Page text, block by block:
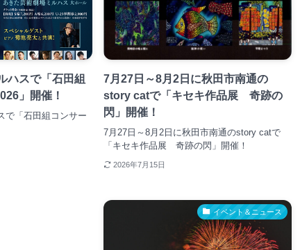
ハスで「石田組
」開催！
で「石田組コンサー
7月27日～8月2日に秋田市南通の
story catで「キセキ作品展 奇跡の
閃」開催！
7月27日～8月2日に秋田市南通のstory catで
「キセキ作品展 奇跡の閃」開催！
2026年7月15日
イベント＆ニュース